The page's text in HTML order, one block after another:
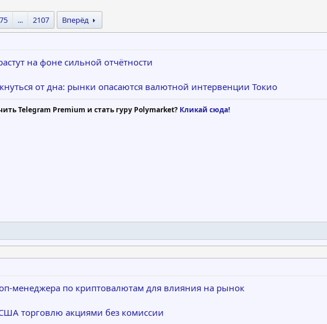
... 2107 Вперёд
на фоне сильной отчётности
от дна: рынки опасаются валютной интервенции Токио
Telegram Premium и стать гуру Polymarket? Кликай сюда!
менеджера по криптовалютам для влияния на рынок
торговлю акциями без комиссии